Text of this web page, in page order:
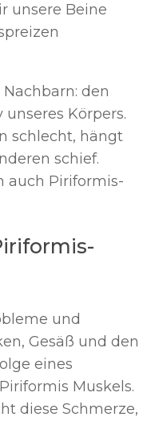
unsere Beine
den
unseres Körpers.
schlecht, hängt
schief.
auch Piriformis-
und
Gesäß und den
eines
Muskels.
diese Schmerze,